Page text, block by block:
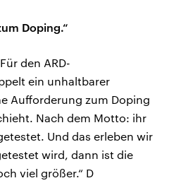
Doping.“
den ARD-
ein unhaltbarer
Aufforderung zum Doping
Nach dem Motto: ihr
Und das erleben wir
wird, dann ist die
viel größer.“ D